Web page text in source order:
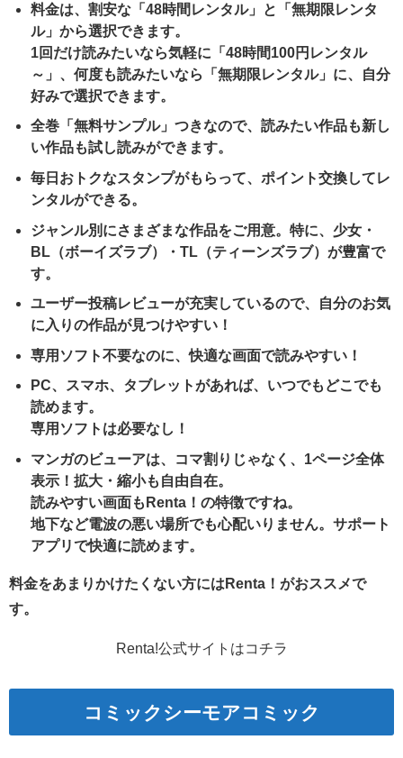
料金は、割安な「48時間レンタル」と「無期限レンタ
ル」から選択できます。
1回だけ読みたいなら気軽に「48時間100円レンタル
～」、何度も読みたいなら「無期限レンタル」に、自分
好みで選択できます。
全巻「無料サンプル」つきなので、読みたい作品も新し
い作品も試し読みができます。
毎日おトクなスタンプがもらって、ポイント交換してレ
ンタルができる。
ジャンル別にさまざまな作品をご用意。特に、少女・
BL（ボーイズラブ）・TL（ティーンズラブ）が豊富で
す。
ユーザー投稿レビューが充実しているので、自分のお気
に入りの作品が見つけやすい！
専用ソフト不要なのに、快適な画面で読みやすい！
PC、スマホ、タブレットがあれば、いつでもどこでも
読めます。
専用ソフトは必要なし！
マンガのビューアは、コマ割りじゃなく、1ページ全体
表示！拡大・縮小も自由自在。
読みやすい画面もRenta！の特徴ですね。
地下など電波の悪い場所でも心配いりません。サポート
アプリで快適に読めます。
料金をあまりかけたくない方にはRenta！がおススメで
す。
Renta!公式サイトはコチラ
コミックシーモアコミック